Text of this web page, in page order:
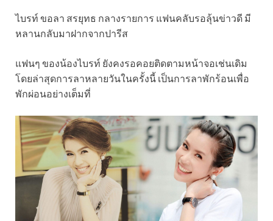
ไบรท์ ขอลา สรยุทธ กลางรายการ แฟนคลับรอลุ้นข่าวดี มี
หลานกลับมาฝากจากปารีส
แฟนๆ ของน้องไบรท์ ยังคงรอคอยติดตามหน้าจอเช่นเดิม
โดยล่าสุดการลาหลายวันในครั้งนี้ เป็นการลาพักร้อนเพื่อ
พักผ่อนอย่างเต็มที่